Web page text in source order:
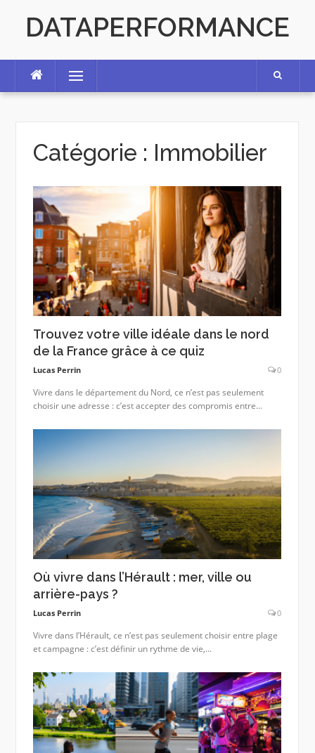
contentDATAPERFORMANCE
Menu
Catégorie : Immobilier
Trouvez votre ville idéale dans le nord
de la France grâce à ce quiz
Lucas Perrin 0
Vivre dans le département du Nord, ce n’est pas seulement
choisir une adresse : c’est accepter des compromis entre...
Où vivre dans l’Hérault : mer, ville ou
arrière-pays ?
Lucas Perrin 0
Vivre dans l’Hérault, ce n’est pas seulement choisir entre plage
et campagne : c’est définir un rythme de vie,...